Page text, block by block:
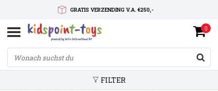
GRATIS VERZENDING V.A. €250,-
SNELLE LEVERTIJD
SERVICE OP MAAT
0
FILTER